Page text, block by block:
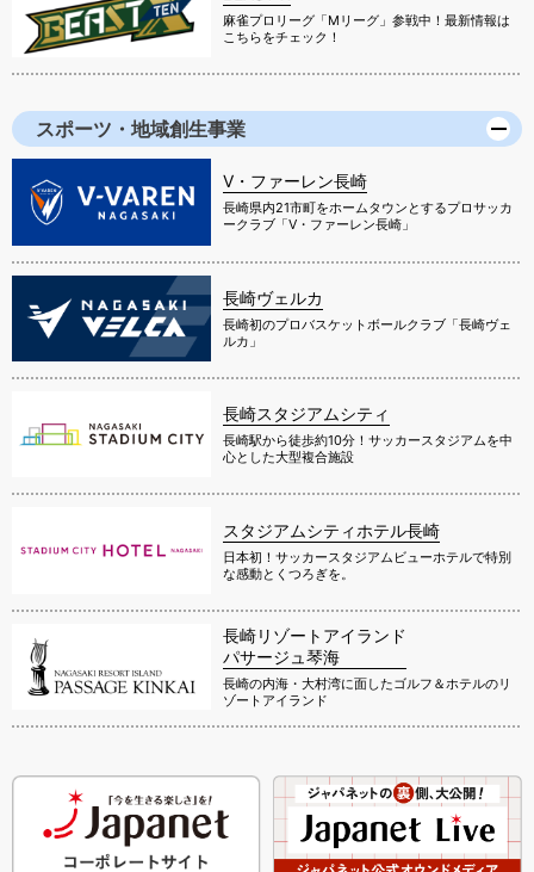
麻雀プロリーグ「Mリーグ」参戦中！最新情報は
こちらをチェック！
スポーツ・地域創生事業
V・ファーレン長崎
長崎県内21市町をホームタウンとするプロサッカ
ークラブ「V・ファーレン長崎」
長崎ヴェルカ
長崎初のプロバスケットボールクラブ「長崎ヴェ
ルカ」
長崎スタジアムシティ
長崎駅から徒歩約10分！サッカースタジアムを中
心とした大型複合施設
スタジアムシティホテル長崎
日本初！サッカースタジアムビューホテルで特別
な感動とくつろぎを。
長崎リゾートアイランド
パサージュ琴海
長崎の内海・大村湾に面したゴルフ＆ホテルのリ
ゾートアイランド